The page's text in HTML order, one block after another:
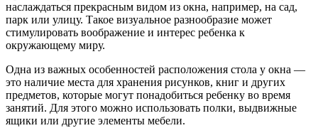
наслаждаться прекрасным видом из окна, например, на сад,
парк или улицу. Такое визуальное разнообразие может
стимулировать воображение и интерес ребенка к
окружающему миру.
Одна из важных особенностей расположения стола у окна —
это наличие места для хранения рисунков, книг и других
предметов, которые могут понадобиться ребенку во время
занятий. Для этого можно использовать полки, выдвижные
ящики или другие элементы мебели.